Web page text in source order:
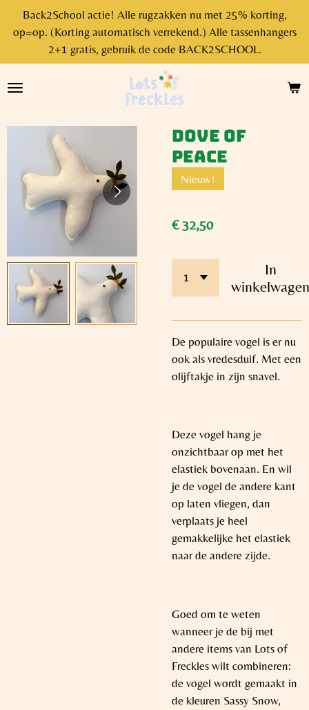
direct
de
hoofdinhoud
Back2School actie! Alle rugzakken nu met 25% korting,
op=op. (Korting automatisch verrekend.) Alle tassenhangers
2+1 gratis, gebruik de code BACK2SCHOOL.
Dove of
peace
Nieuw!
€ 32,50
In
De populaire vogel is er nu
ook als vredesduif. Met een
olijftakje in zijn snavel.
Deze vogel hang je
onzichtbaar op met het
elastiek bovenaan. En wil
je de vogel de andere kant
op laten vliegen, dan
verplaats je heel
gemakkelijke het elastiek
naar de andere zijde.
Goed om te weten
wanneer je de bij met
andere items van Lots of
Freckles wilt combineren:
de vogel wordt gemaakt in
de kleuren Sassy Snow,